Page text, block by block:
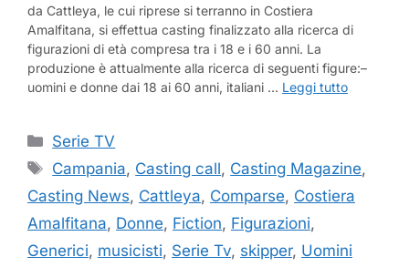
da Cattleya, le cui riprese si terranno in Costiera
Amalfitana, si effettua casting finalizzato alla ricerca di
figurazioni di età compresa tra i 18 e i 60 anni. La
produzione è attualmente alla ricerca di seguenti figure:–
uomini e donne dai 18 ai 60 anni, italiani … Leggi tutto
Categorie
Serie TV
Tag
Campania, Casting call, Casting Magazine,
Casting News, Cattleya, Comparse, Costiera
Amalfitana, Donne, Fiction, Figurazioni,
Generici, musicisti, Serie Tv, skipper, Uomini